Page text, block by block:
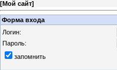
[Мой сайт]
Форма входа
Логин:
Пароль:
запомнить